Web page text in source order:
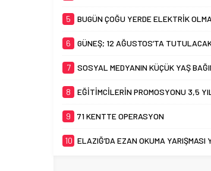
5 BUGÜN ÇOĞU YERDE ELEKTRİK
6 GÜNEŞ; 12 AĞUSTOS’TA
7 SOSYAL MEDYANIN KÜÇÜK YAŞ
8 EĞİTİMCİLERİN PROMOSYONU 3,5
9 71 KENTTE OPERASYON
10 ELAZIĞ’DA EZAN OKUMA YARIŞMASI